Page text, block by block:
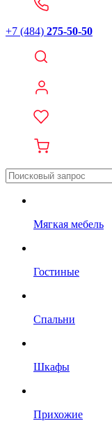
+7 (484) 275-50-50
Мягкая мебель
Гостиные
Спальни
Шкафы
Прихожие